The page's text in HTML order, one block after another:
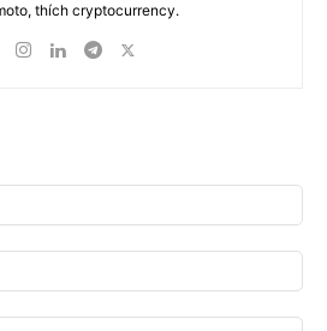
thích cryptocurrency.